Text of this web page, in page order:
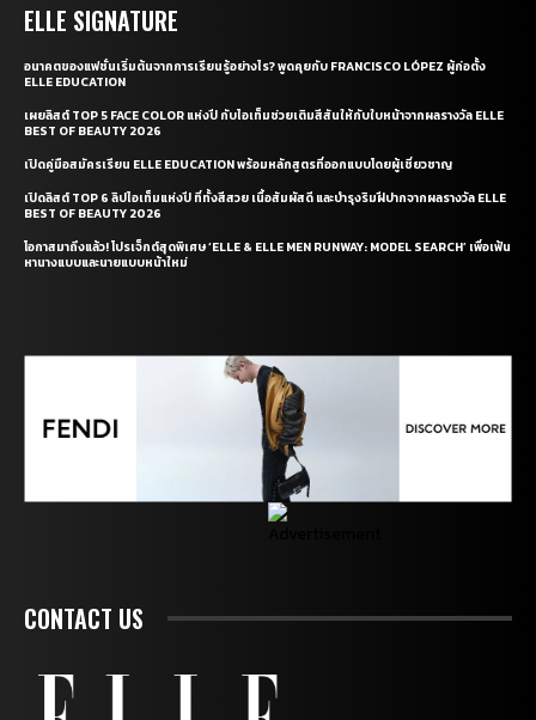
ELLE SIGNATURE
อนาคตของแฟชั่นเริ่มต้นจากการเรียนรู้อย่างไร? พูดคุยกับ FRANCISCO LÓPEZ ผู้ก่อตั้ง
ELLE EDUCATION
เผยลิสต์ TOP 5 FACE COLOR แห่งปี กับไอเท็มช่วยเติมสีสันให้กับใบหน้าจากผลรางวัล ELLE
BEST OF BEAUTY 2026
เปิดคู่มือสมัครเรียน ELLE EDUCATION พร้อมหลักสูตรที่ออกแบบโดยผู้เชี่ยวชาญ
เปิดลิสต์ TOP 6 ลิปไอเท็มแห่งปี ที่ทั้งสีสวย เนื้อสัมผัสดี และบำรุงริมฝีปากจากผลรางวัล ELLE
BEST OF BEAUTY 2026
โอกาสมาถึงแล้ว! โปรเจ็กต์สุดพิเศษ ‘ELLE & ELLE MEN RUNWAY: MODEL SEARCH’ เพื่อเฟ้น
หานางแบบและนายแบบหน้าใหม่
CONTACT US